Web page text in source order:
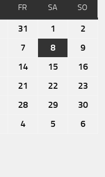
FR SA SO
31 1
2
7 8
9
14 15
16
21 22
23
28 29
30
4 5 6